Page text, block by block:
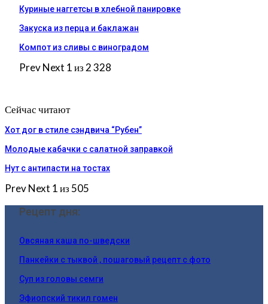
Куриные наггетсы в хлебной панировке
Закуска из перца и баклажан
Компот из сливы с виноградом
PrevNext 1 из 2 328
Сейчас читают
Хот дог в стиле сэндвича “Рубен”
Молодые кабачки с салатной заправкой
Нут с антипасти на тостах
PrevNext 1 из 505
Рецепт дня:
Овсяная каша по-шведски
Панкейки с тыквой , пошаговый рецепт с фото
Суп из головы семги
Эфиопский тикил гомен